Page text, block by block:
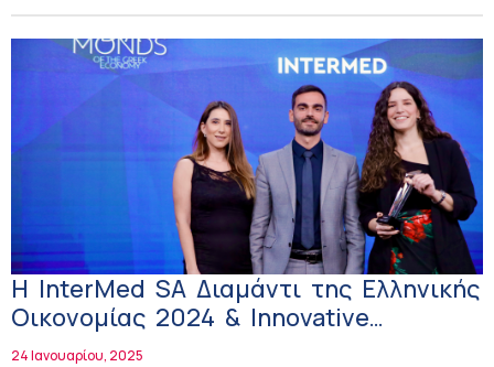
Η InterMed SA Διαμάντι της Ελληνικής
Οικονομίας 2024 & Innovative
company
24 Ιανουαρίου, 2025